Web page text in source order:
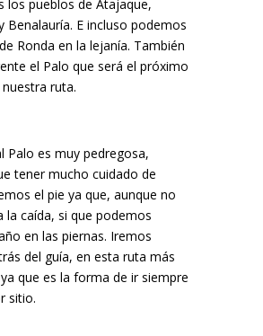
los pueblos de Atajaque,
Benalauría. E incluso podemos
Ronda en la lejanía. También
el Palo que será el próximo
ruta.
Palo es muy pedregosa,
tener mucho cuidado de
el pie ya que, aunque no
la caída, si que podemos
en las piernas. Iremos
del guía, en esta ruta más
que es la forma de ir siempre
sitio.